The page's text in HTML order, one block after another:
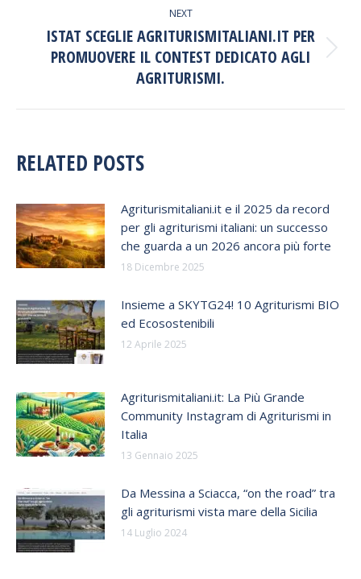
NEXT
Next
post:
ISTAT SCEGLIE AGRITURISMITALIANI.IT PER
PROMUOVERE IL CONTEST DEDICATO AGLI
AGRITURISMI.
RELATED POSTS
Agriturismitaliani.it e il 2025 da record
per gli agriturismi italiani: un successo
che guarda a un 2026 ancora più forte
18 Dicembre 2025
Insieme a SKYTG24! 10 Agriturismi BIO
ed Ecosostenibili
12 Aprile 2025
Agriturismitaliani.it: La Più Grande
Community Instagram di Agriturismi in
Italia
13 Gennaio 2025
Da Messina a Sciacca, “on the road” tra
gli agriturismi vista mare della Sicilia
14 Luglio 2024